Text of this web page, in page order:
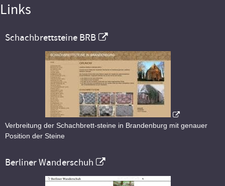
Links
Schachbrettsteine BRB
Verbreitung der Schachbrett-steine in Brandenburg mit genauer
Position der Steine
Berliner Wanderschuh